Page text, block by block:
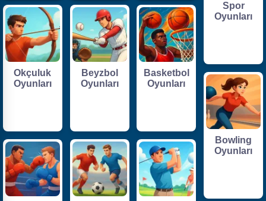
Spor
Oyunları
Okçuluk
Oyunları
Beyzbol
Oyunları
Basketbol
Oyunları
Bowling
Oyunları